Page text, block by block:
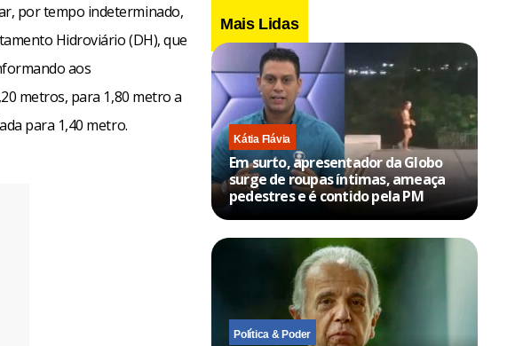
por tempo indeterminado,
Hidroviário (DH), que
aos
metros, para 1,80 metro a
para 1,40 metro.
Mais Lidas
Kátia Flávia
Em surto, apresentador da Globo
surge de roupas íntimas, ameaça
pedestres e é contido pela PM
Política & Poder